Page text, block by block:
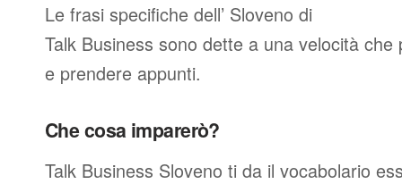
Le frasi specifiche dell’ Sloveno di
Talk Business sono dette a una velocità
e prendere appunti.
Che cosa imparerò?
Talk Business Sloveno ti da il vocabolario